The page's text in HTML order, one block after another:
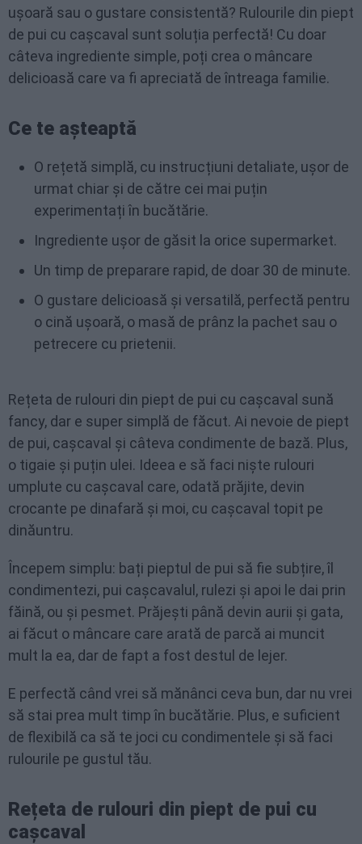
ușoară sau o gustare consistentă? Rulourile din piept
de pui cu cașcaval sunt soluția perfectă! Cu doar
câteva ingrediente simple, poți crea o mâncare
delicioasă care va fi apreciată de întreaga familie.
Ce te așteaptă
O rețetă simplă, cu instrucțiuni detaliate, ușor de
urmat chiar și de către cei mai puțin
experimentați în bucătărie.
Ingrediente ușor de găsit la orice supermarket.
Un timp de preparare rapid, de doar 30 de minute.
O gustare delicioasă și versatilă, perfectă pentru
o cină ușoară, o masă de prânz la pachet sau o
petrecere cu prietenii.
Rețeta de rulouri din piept de pui cu cașcaval sună
fancy, dar e super simplă de făcut. Ai nevoie de piept
de pui, cașcaval și câteva condimente de bază. Plus,
o tigaie și puțin ulei. Ideea e să faci niște rulouri
umplute cu cașcaval care, odată prăjite, devin
crocante pe dinafară și moi, cu cașcaval topit pe
dinăuntru.
Începem simplu: bați pieptul de pui să fie subțire, îl
condimentezi, pui cașcavalul, rulezi și apoi le dai prin
făină, ou și pesmet. Prăjești până devin aurii și gata,
ai făcut o mâncare care arată de parcă ai muncit
mult la ea, dar de fapt a fost destul de lejer.
E perfectă când vrei să mănânci ceva bun, dar nu vrei
să stai prea mult timp în bucătărie. Plus, e suficient
de flexibilă ca să te joci cu condimentele și să faci
rulourile pe gustul tău.
Rețeta de rulouri din piept de pui cu
cașcaval